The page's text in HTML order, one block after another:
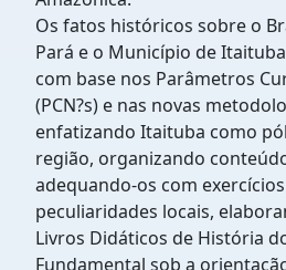
Os fatos históricos sobre o
Pará e o Município de
com base nos Parâmetros
(PCN?s) e nas novas
enfatizando Itaituba como
região, organizando
adequando-os com
peculiaridades locais,
Livros Didáticos de História
Fundamental sob a